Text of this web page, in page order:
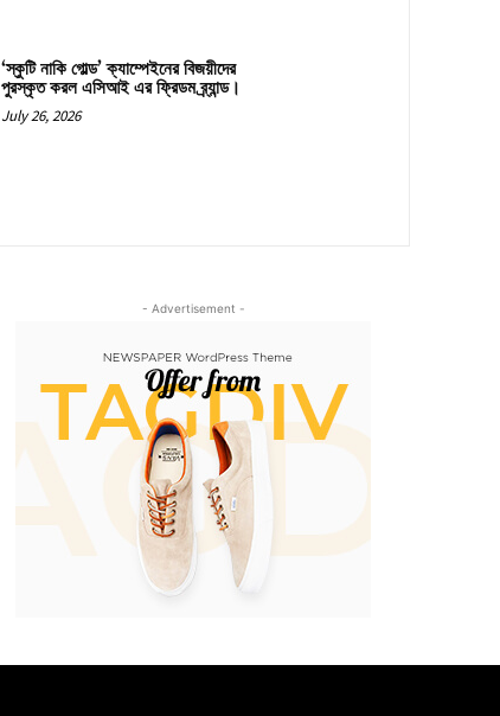
‘স্কুটি নাকি গোল্ড’ ক্যাম্পেইনের বিজয়ীদের
পুরস্কৃত করল এসিআই এর ফ্রিডম ব্র্যান্ড।
July 26, 2026
- Advertisement -